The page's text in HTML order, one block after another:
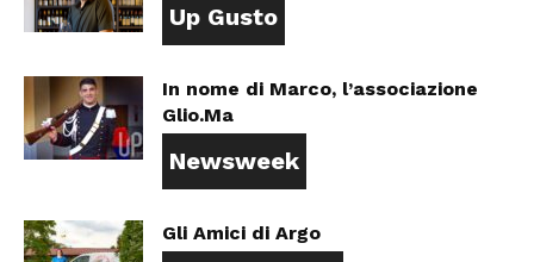
Up Gusto
In nome di Marco, l’associazione
Glio.Ma
Newsweek
Gli Amici di Argo